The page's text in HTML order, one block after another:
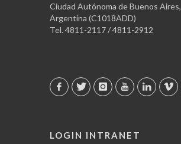
Ciudad Autónoma de Buenos Aires,
Argentina (C1018ADD)
Tel. 4811-2117 / 4811-2912
LOGIN INTRANET